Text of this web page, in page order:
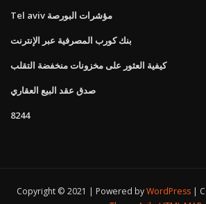
Tel aviv مؤشرات البورصة
بنك كورب المصرفية عبر الإنترنت
كيفية العثور على مخزونات منخفضة التقلب
صدق عقد البيع العقاري
8244
Copyright © 2021 | Powered byWordPress